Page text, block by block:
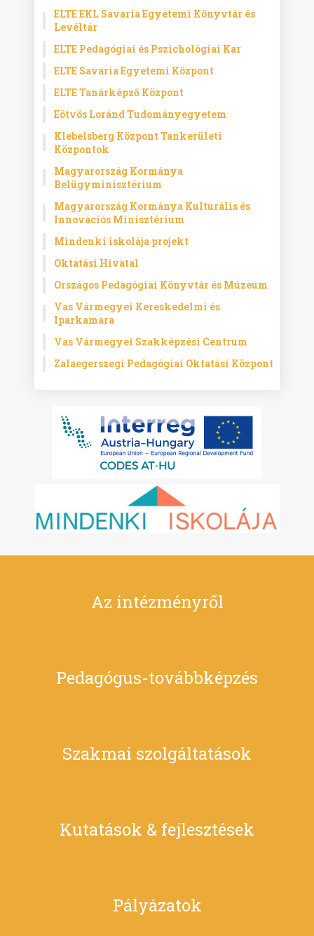
ELTE EKL Savaria Egyetemi Könyvtár és
Levéltár
ELTE Pedagógiai és Pszichológiai Kar
ELTE Savaria Egyetemi Központ
ELTE Tanárképző Központ
Eötvös Loránd Tudományegyetem
Klebelsberg Központ Tankerületi
Központok
Magyarország Kormánya
Belügyminisztérium
Magyarország Kormánya Kulturális és
Innovációs Minisztérium
Mindenki iskolája projekt
Oktatási Hivatal
Országos Pedagógiai Könyvtár és Múzeum
Vas Vármegyei Kereskedelmi és
Iparkamara
Vas Vármegyei Szakképzési Centrum
Zalaegerszegi Pedagógiai Oktatási Központ
Az intézményről
Pedagógus-továbbképzés
Szakmai szolgáltatások
Kutatások & fejlesztések
Pályázatok